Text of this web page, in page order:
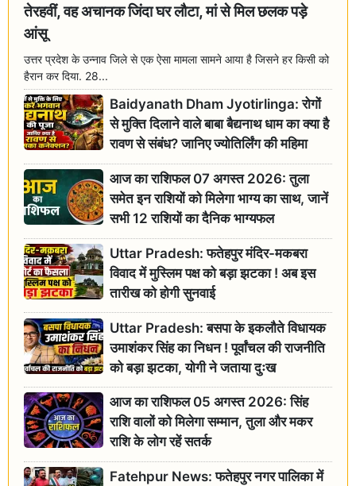
तेरहवीं, वह अचानक जिंदा घर लौटा, मां से मिल छलक पड़े
आंसू
उत्तर प्रदेश के उन्नाव जिले से एक ऐसा मामला सामने आया है जिसने हर किसी को
हैरान कर दिया. 28...
Baidyanath Dham Jyotirlinga: रोगों
से मुक्ति दिलाने वाले बाबा बैद्यनाथ धाम का क्या है
रावण से संबंध? जानिए ज्योतिर्लिंग की महिमा
आज का राशिफल 07 अगस्त 2026: तुला
समेत इन राशियों को मिलेगा भाग्य का साथ, जानें
सभी 12 राशियों का दैनिक भाग्यफल
Uttar Pradesh: फतेहपुर मंदिर-मकबरा
विवाद में मुस्लिम पक्ष को बड़ा झटका ! अब इस
तारीख को होगी सुनवाई
Uttar Pradesh: बसपा के इकलौते विधायक
उमाशंकर सिंह का निधन ! पूर्वांचल की राजनीति
को बड़ा झटका, योगी ने जताया दुःख
आज का राशिफल 05 अगस्त 2026: सिंह
राशि वालों को मिलेगा सम्मान, तुला और मकर
राशि के लोग रहें सतर्क
Fatehpur News: फतेहपुर नगर पालिका में